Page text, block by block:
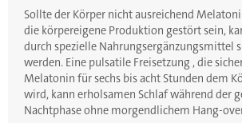
Sollte der Körper nicht ausreichend
die körpereigene Produktion gestört sein,
durch spezielle Nahrungsergänzungsmittel
werden. Eine pulsatile Freisetzung , die
Melatonin für sechs bis acht Stunden dem
wird, kann erholsamen Schlaf während der
Nachtphase ohne morgendlichem Hang-